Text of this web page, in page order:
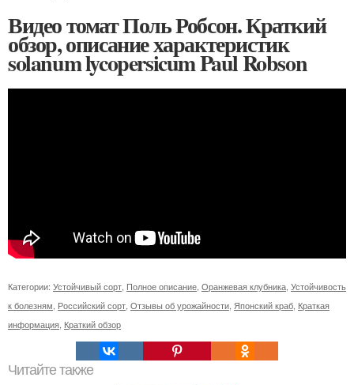
Видео томат Поль Робсон. Краткий
обзор, описание характеристик
solanum lycopersicum Paul Robson
Категории: Устойчивый сорт Полное описание Оранжевая клубника Устойчивость
к болезням Российский сорт Отзывы об урожайности Японский краб Краткая
информация Краткий обзор
Читайте также